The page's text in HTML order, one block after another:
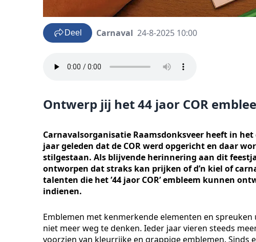
Deel Carnaval 24-8-2025 10:00
Ontwerp jij het 44 jaor COR
Carnavalsorganisatie Raamsdonksveer heeft in het
jaar geleden dat de COR werd opgericht en daar
stilgestaan. Als blijvende herinnering aan dit
ontworpen dat straks kan prijken of d’n kiel of
talenten die het ’44 jaor COR’ embleem kunnen
indienen.
Emblemen met kenmerkende elementen en
niet meer weg te denken. Ieder jaar vieren steeds
voorzien van kleurrijke en grappige emblemen. Sinds